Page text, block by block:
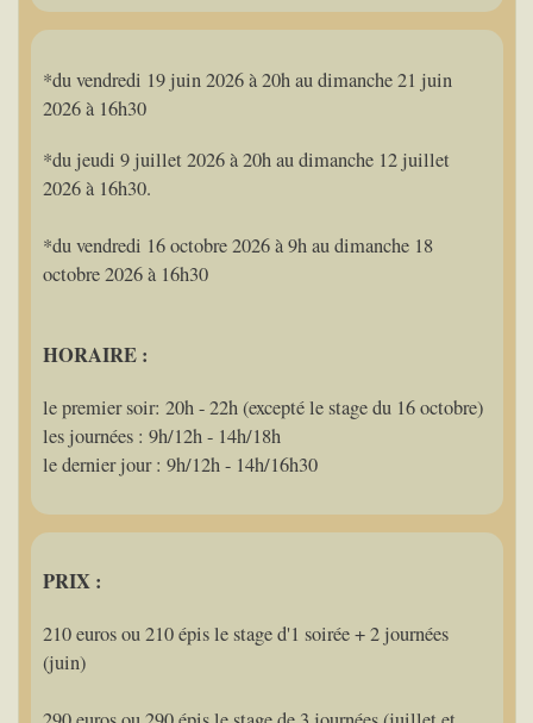
*du vendredi 19 juin 2026 à 20h au dimanche 21 juin
2026 à 16h30
*du jeudi 9 juillet 2026 à 20h au dimanche 12 juillet
2026 à 16h30.
*du vendredi 16 octobre 2026 à 9h au dimanche 18
octobre 2026 à 16h30
HORAIRE :
le premier soir: 20h - 22h (excepté le stage du 16 octobre)
les journées : 9h/12h - 14h/18h
le dernier jour : 9h/12h - 14h/16h30
PRIX :
210 euros ou 210 épis le stage d'1 soirée + 2 journées
(juin)